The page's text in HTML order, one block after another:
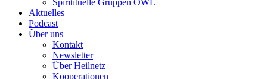
Spiritituelle Gruppen OWL
Aktuelles
Podcast
Über uns
Kontakt
Newsletter
Über Heilnetz
Kooperationen